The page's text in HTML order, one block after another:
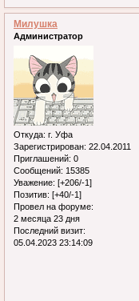
Милушка
Администратор
Откуда: г. Уфа
Зарегистрирован: 22.04.2011
Приглашений: 0
Сообщений: 15385
Уважение: [+206/-1]
Позитив: [+40/-1]
Провел на форуме:
2 месяца 23 дня
Последний визит:
05.04.2023 23:14:09